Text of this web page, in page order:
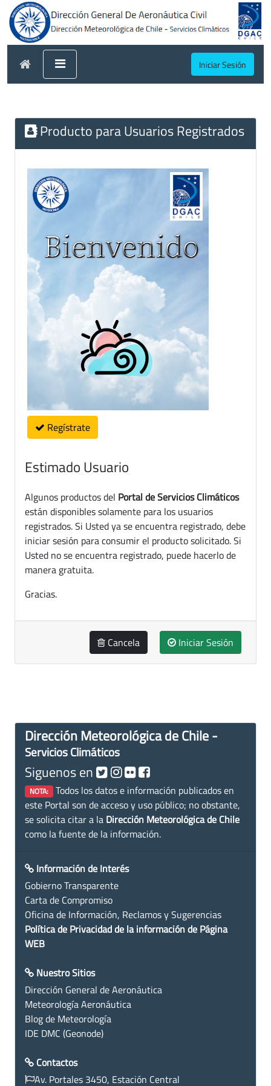
Iniciar Sesión
Producto para Usuarios Registrados
Regístrate
Estimado Usuario
Algunos productos del Portal de Servicios Climáticos
están disponibles solamente para los usuarios
registrados. Si Usted ya se encuentra registrado, debe
iniciar sesión para consumir el producto solicitado. Si
Usted no se encuentra registrado, puede hacerlo de
manera gratuita.
Gracias.
Cancela Iniciar Sesión
Dirección Meteorológica de Chile -
Servicios Climáticos
Siguenos en
NOTA: Todos los datos e información publicados en
este Portal son de acceso y uso público; no obstante,
se solicita citar a la Dirección Meteorológica de Chile
como la fuente de la información.
Información de Interés
Gobierno Transparente
Carta de Compromiso
Oficina de Información, Reclamos y Sugerencias
Política de Privacidad de la información de Página
WEB
Nuestro Sitios
Dirección General de Aeronáutica
Meteorología Aeronáutica
Blog de Meteorología
IDE DMC (Geonode)
Contactos
Av. Portales 3450, Estación Central